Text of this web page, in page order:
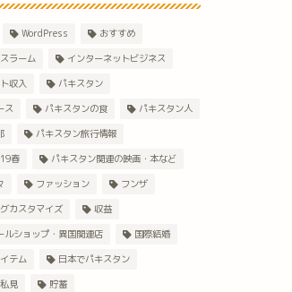
WordPress
おすすめ
ラーム
インターネットビジネス
収入
パキスタン
ス
パキスタンの食
パキスタン人
パキスタン旅行情報
春
パキスタン関連の映画・本など
ファッション
フンザ
カスタマイズ
収益
ルショップ・異国関連店
国際結婚
テム
日本でパキスタン
私見 貯蓄